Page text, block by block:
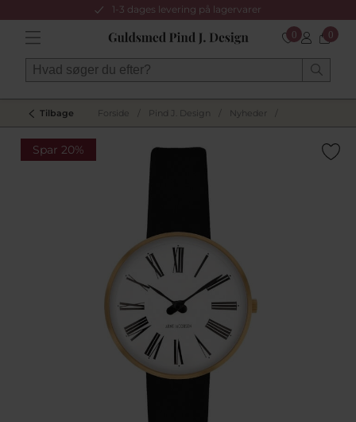
1-3 dages levering på lagervarer
0 0
Tilbage Forside Pind J. Design Nyheder
Spar 20%